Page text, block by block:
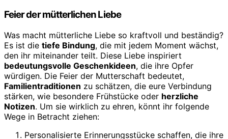
Feier der mütterlichen Liebe
Was macht mütterliche Liebe so kraftvoll und beständig?
Es ist die tiefe Bindung, die mit jedem Moment wächst,
den ihr miteinander teilt. Diese Liebe inspiriert
bedeutungsvolle Geschenkideen, die ihre Opfer
würdigen. Die Feier der Mutterschaft bedeutet,
Familientraditionen zu schätzen, die eure Verbindung
stärken, wie besondere Frühstücke oder herzliche
Notizen. Um sie wirklich zu ehren, könnt ihr folgende
Wege in Betracht ziehen:
Personalisierte Erinnerungsstücke schaffen, die ihre